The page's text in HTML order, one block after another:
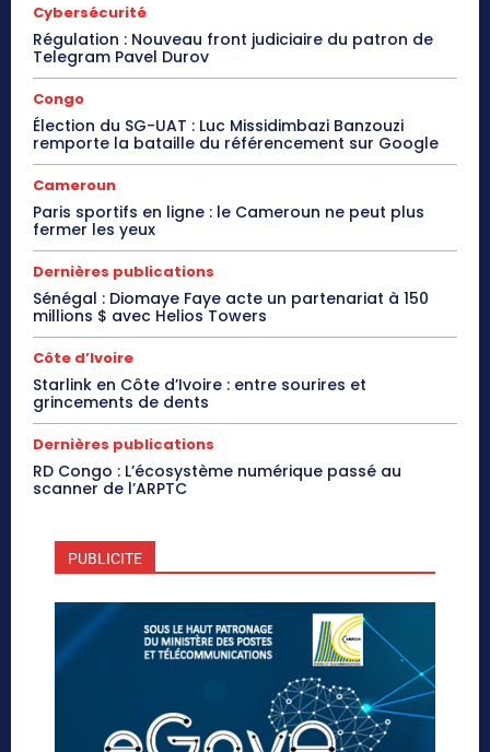
Cybersécurité
Régulation : Nouveau front judiciaire du patron de
Telegram Pavel Durov
Congo
Élection du SG-UAT : Luc Missidimbazi Banzouzi
remporte la bataille du référencement sur Google
Cameroun
Paris sportifs en ligne : le Cameroun ne peut plus
fermer les yeux
Dernières publications
Sénégal : Diomaye Faye acte un partenariat à 150
millions $ avec Helios Towers
Côte d’Ivoire
Starlink en Côte d’Ivoire : entre sourires et
grincements de dents
Dernières publications
RD Congo : L’écosystème numérique passé au
scanner de l’ARPTC
PUBLICITE